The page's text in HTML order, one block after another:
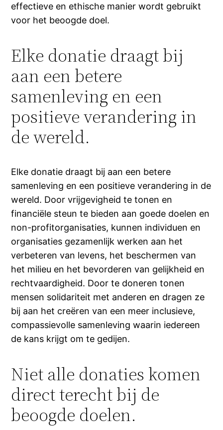
effectieve en ethische manier wordt gebruikt
voor het beoogde doel.
Elke donatie draagt bij
aan een betere
samenleving en een
positieve verandering in
de wereld.
Elke donatie draagt bij aan een betere
samenleving en een positieve verandering in de
wereld. Door vrijgevigheid te tonen en
financiële steun te bieden aan goede doelen en
non-profitorganisaties, kunnen individuen en
organisaties gezamenlijk werken aan het
verbeteren van levens, het beschermen van
het milieu en het bevorderen van gelijkheid en
rechtvaardigheid. Door te doneren tonen
mensen solidariteit met anderen en dragen ze
bij aan het creëren van een meer inclusieve,
compassievolle samenleving waarin iedereen
de kans krijgt om te gedijen.
Niet alle donaties komen
direct terecht bij de
beoogde doelen.